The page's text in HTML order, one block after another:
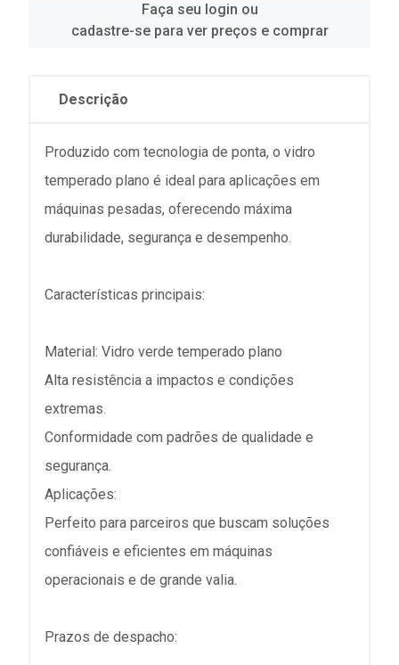
Faça seu login ou
cadastre-se para ver preços e comprar
Descrição
Produzido com tecnologia de ponta, o vidro
temperado plano é ideal para aplicações em
máquinas pesadas, oferecendo máxima
durabilidade, segurança e desempenho.
Características principais:
Material: Vidro verde temperado plano
Alta resistência a impactos e condições
extremas.
Conformidade com padrões de qualidade e
segurança.
Aplicações:
Perfeito para parceiros que buscam soluções
confiáveis e eficientes em máquinas
operacionais e de grande valia.
Prazos de despacho: